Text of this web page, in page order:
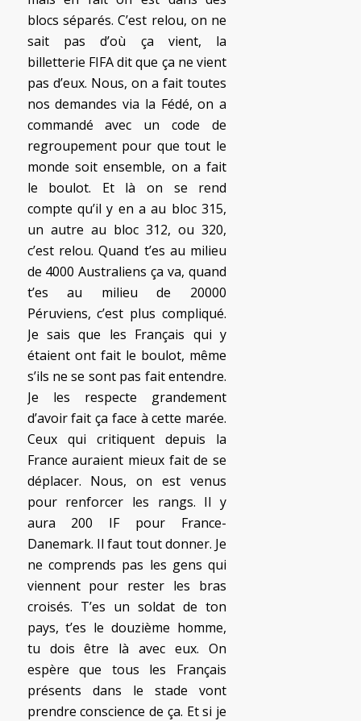
blocs séparés. C’est relou, on ne
sait pas d’où ça vient, la
billetterie FIFA dit que ça ne vient
pas d’eux. Nous, on a fait toutes
nos demandes via la Fédé, on a
commandé avec un code de
regroupement pour que tout le
monde soit ensemble, on a fait
le boulot. Et là on se rend
compte qu’il y en a au bloc 315,
un autre au bloc 312, ou 320,
c’est relou. Quand t’es au milieu
de 4000 Australiens ça va, quand
t’es au milieu de 20000
Péruviens, c’est plus compliqué.
Je sais que les Français qui y
étaient ont fait le boulot, même
s’ils ne se sont pas fait entendre.
Je les respecte grandement
d’avoir fait ça face à cette marée.
Ceux qui critiquent depuis la
France auraient mieux fait de se
déplacer. Nous, on est venus
pour renforcer les rangs. Il y
aura 200 IF pour France-
Danemark. Il faut tout donner. Je
ne comprends pas les gens qui
viennent pour rester les bras
croisés. T’es un soldat de ton
pays, t’es le douzième homme,
tu dois être là avec eux. On
espère que tous les Français
présents dans le stade vont
prendre conscience de ça. Et si je